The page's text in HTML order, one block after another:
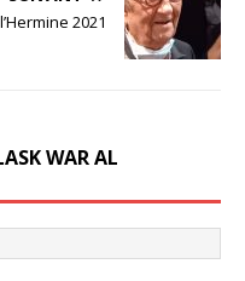
2021
WAR AL